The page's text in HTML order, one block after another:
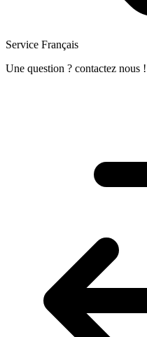
Service Français
Une question ? contactez nous !